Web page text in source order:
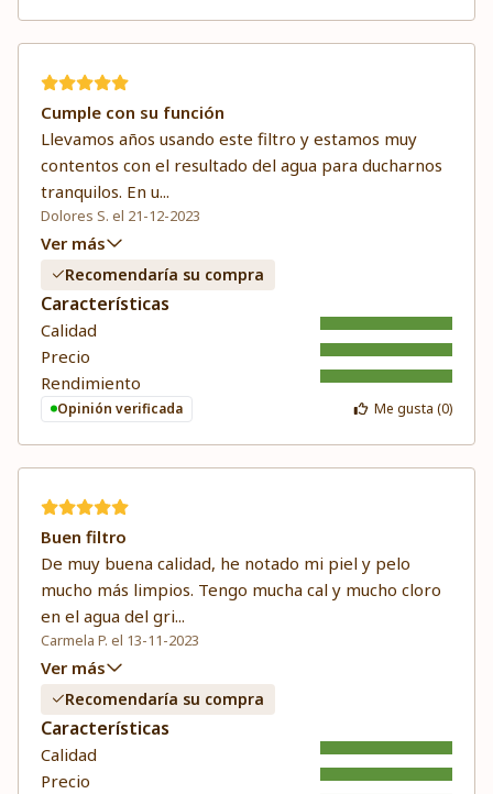
Cumple con su función
Llevamos años usando este filtro y estamos muy
contentos con el resultado del agua para ducharnos
tranquilos. En u...
Dolores S. el 21-12-2023
Ver más
Recomendaría su compra
Características
Calidad
Precio
Rendimiento
Opinión verificada Me gusta (0)
Buen filtro
De muy buena calidad, he notado mi piel y pelo
mucho más limpios. Tengo mucha cal y mucho cloro
en el agua del gri...
Carmela P. el 13-11-2023
Ver más
Recomendaría su compra
Características
Calidad
Precio